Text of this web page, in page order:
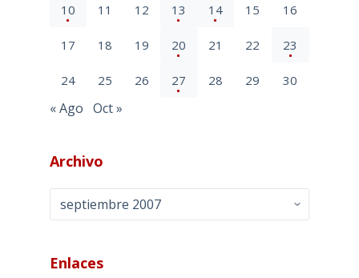
10 11 12 13 14 15 16
17 18 19 20 21 22 23
24 25 26 27 28 29 30
« Ago Oct »
Archivo
Archivo
Enlaces